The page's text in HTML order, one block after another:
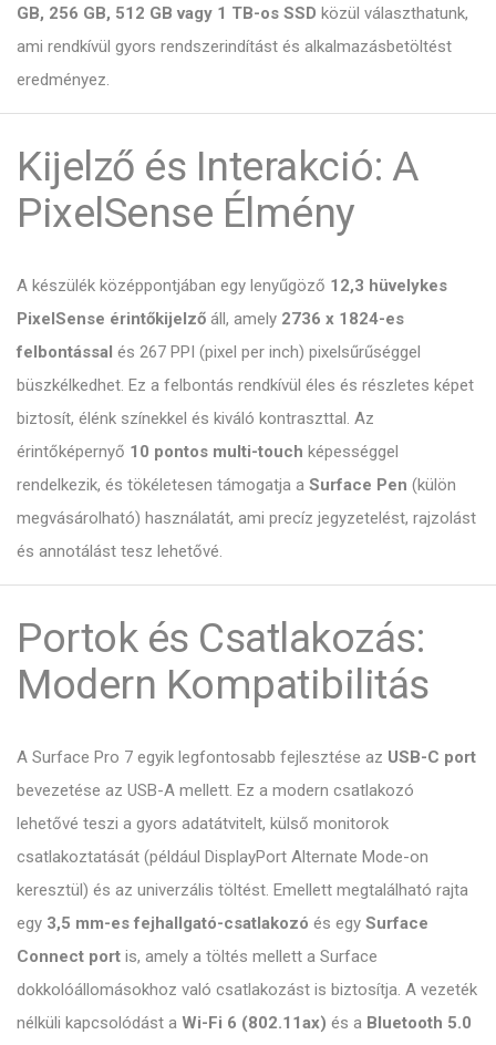
GB, 256 GB, 512 GB vagy 1 TB-os SSD közül választhatunk,
ami rendkívül gyors rendszerindítást és alkalmazásbetöltést
eredményez.
Kijelző és Interakció: A
PixelSense Élmény
A készülék középpontjában egy lenyűgöző 12,3 hüvelykes
PixelSense érintőkijelző áll, amely 2736 x 1824-es
felbontással és 267 PPI (pixel per inch) pixelsűrűséggel
büszkélkedhet. Ez a felbontás rendkívül éles és részletes képet
biztosít, élénk színekkel és kiváló kontraszttal. Az
érintőképernyő 10 pontos multi-touch képességgel
rendelkezik, és tökéletesen támogatja a Surface Pen (külön
megvásárolható) használatát, ami precíz jegyzetelést, rajzolást
és annotálást tesz lehetővé.
Portok és Csatlakozás:
Modern Kompatibilitás
A Surface Pro 7 egyik legfontosabb fejlesztése az USB-C port
bevezetése az USB-A mellett. Ez a modern csatlakozó
lehetővé teszi a gyors adatátvitelt, külső monitorok
csatlakoztatását (például DisplayPort Alternate Mode-on
keresztül) és az univerzális töltést. Emellett megtalálható rajta
egy 3,5 mm-es fejhallgató-csatlakozó és egy Surface
Connect port is, amely a töltés mellett a Surface
dokkolóállomásokhoz való csatlakozást is biztosítja. A vezeték
nélküli kapcsolódást a Wi-Fi 6 (802.11ax) és a Bluetooth 5.0